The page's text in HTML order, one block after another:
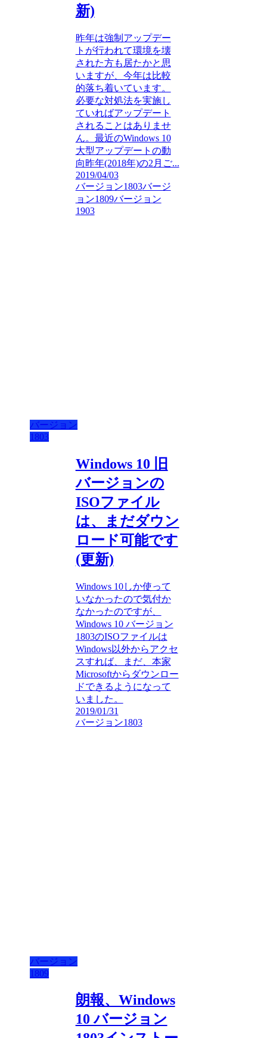
新)
昨年は強制アップデー
トが行われて環境を壊
された方も居たかと思
いますが、今年は比較
的落ち着いています。
必要な対処法を実施し
ていればアップデート
されることはありませ
ん。最近のWindows 10
大型アップデートの動
向昨年(2018年)の2月ご...
2019/04/03
バージョン1803バージ
ョン1809バージョン
1903
バージョン
1803
Windows 10 旧
バージョンの
ISOファイル
は、まだダウン
ロード可能です
(更新)
Windows 10しか使って
いなかったので気付か
なかったのですが、
Windows 10 バージョン
1803のISOファイルは
Windows以外からアクセ
スすれば、まだ、本家
Microsoftからダウンロー
ドできるようになって
いました。
2019/01/31
バージョン1803
バージョン
1809
朗報、Windows
10 バージョン